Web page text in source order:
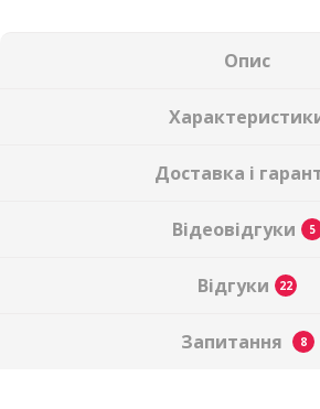
Опис
Доставка і
Відеовідгуки 5
Відгуки 22
Запитання 8